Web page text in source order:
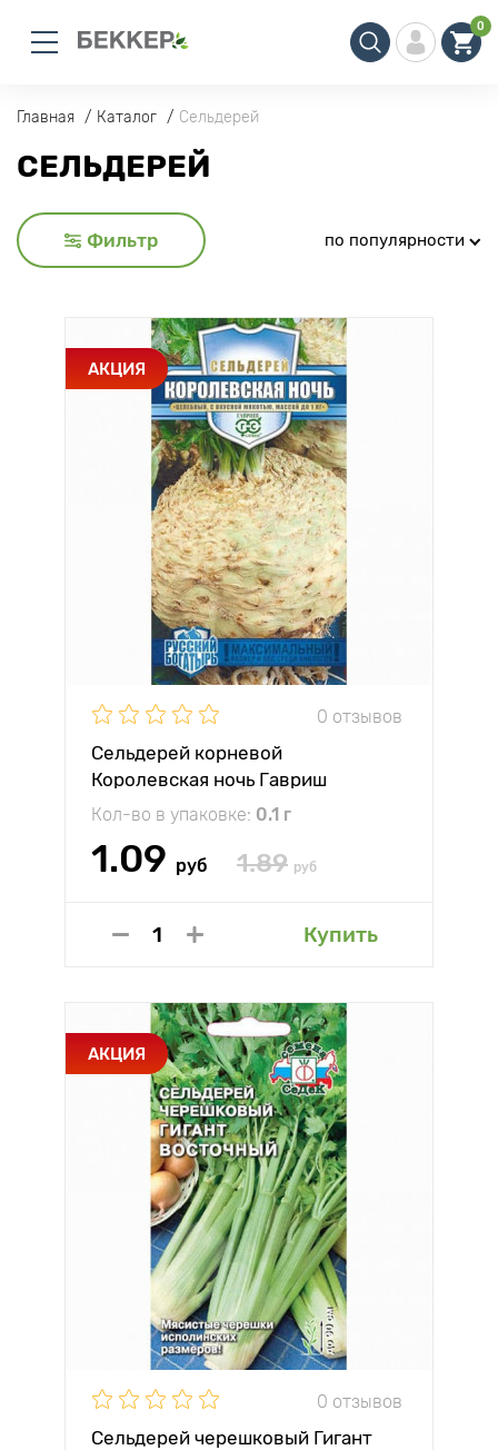
0
Главная Каталог Сельдерей
СЕЛЬДЕРЕЙ
Фильтр по популярности
АКЦИЯ
0 отзывов
Сельдерей корневой
Королевская ночь Гавриш
Кол-во в упаковке: 0.1 г
1.09 руб 1.89 руб
Купить
АКЦИЯ
0 отзывов
Сельдерей черешковый Гигант